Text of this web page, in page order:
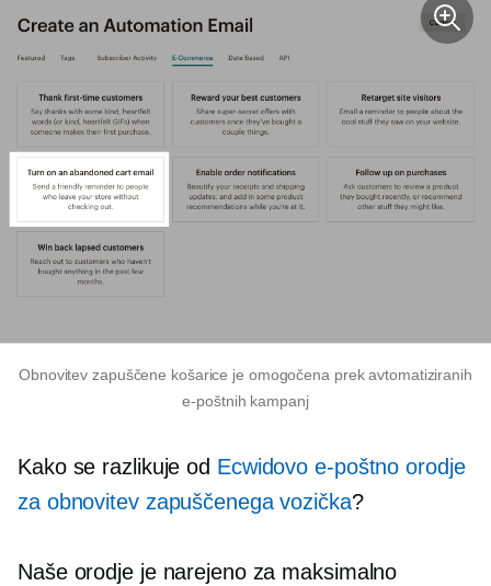
Obnovitev zapuščene košarice je omogočena prek avtomatiziranih
e-poštnih kampanj
Kako se razlikuje od Ecwidovo e-poštno orodje
za obnovitev zapuščenega vozička?
Naše orodje je narejeno za maksimalno